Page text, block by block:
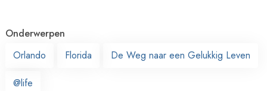
Onderwerpen
Orlando
Florida De Weg naar een Gelukkig Leven
@life